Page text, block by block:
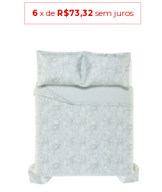
6 x de R$73,32 sem juros